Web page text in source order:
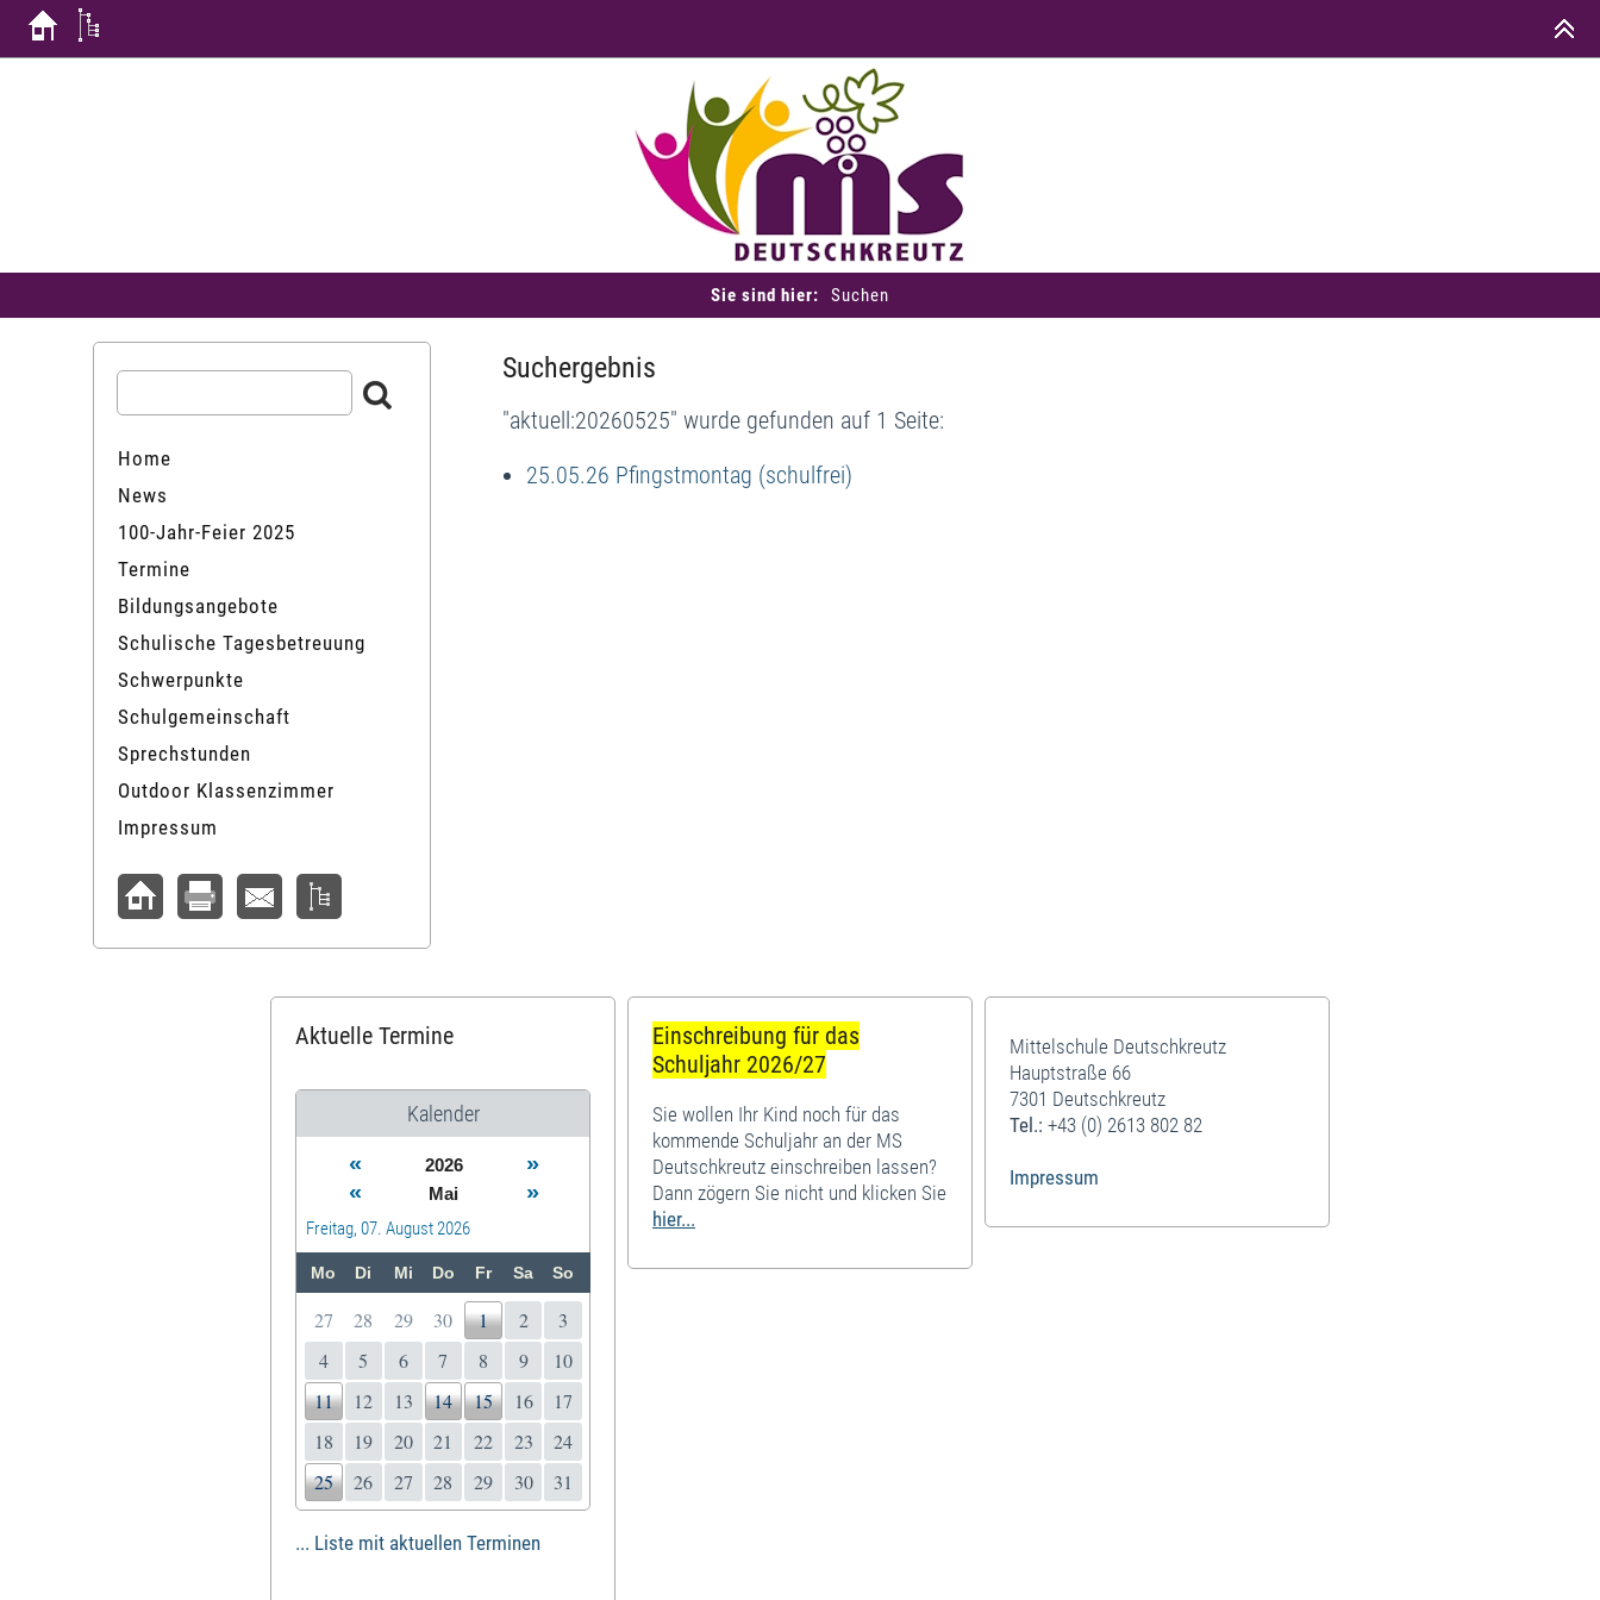
Sie sind hier: Suchen
Suchergebnis
"aktuell:20260525" wurde gefunden auf 1 Seite:
25.05.26 Pfingstmontag (schulfrei)
Home
News
100-Jahr-Feier 2025
Termine
Bildungsangebote
Schulische Tagesbetreuung
Schwerpunkte
Schulgemeinschaft
Sprechstunden
Outdoor Klassenzimmer
Impressum
Aktuelle Termine
Kalender
« 2026
»
«
Mai »
Freitag, 07. August 2026
Mo Di Mi Do Fr Sa So
27 28 29 30 1 2
3
4
5 6 7 8 9
10
11
12 13 14 15 16
17
18
19 20 21 22 23
24
25
26 27 28 29 30 31
... Liste mit aktuellen Terminen
Einschreibung für das
Schuljahr 2026/27
Sie wollen Ihr Kind noch für das
kommende Schuljahr an der MS
Deutschkreutz einschreiben lassen?
Dann zögern Sie nicht und klicken Sie
hier...
Mittelschule Deutschkreutz
Hauptstraße 66
7301 Deutschkreutz
Tel.: +43 (0) 2613 802 82
Impressum